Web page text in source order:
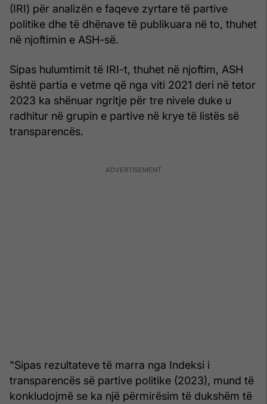
(IRI) për analizën e faqeve zyrtare të partive
politike dhe të dhënave të publikuara në to, thuhet
në njoftimin e ASH-së.
Sipas hulumtimit të IRI-t, thuhet në njoftim, ASH
është partia e vetme që nga viti 2021 deri në tetor
2023 ka shënuar ngritje për tre nivele duke u
radhitur në grupin e partive në krye të listës së
transparencës.
"Sipas rezultateve të marra nga Indeksi i
transparencës së partive politike (2023), mund të
konkludojmë se ka një përmirësim të dukshëm të